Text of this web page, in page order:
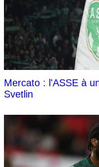
Mercato : l'ASSE à
Svetlin